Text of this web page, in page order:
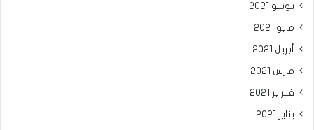
يونيو 2021
مايو 2021
أبريل 2021
مارس 2021
فبراير 2021
يناير 2021